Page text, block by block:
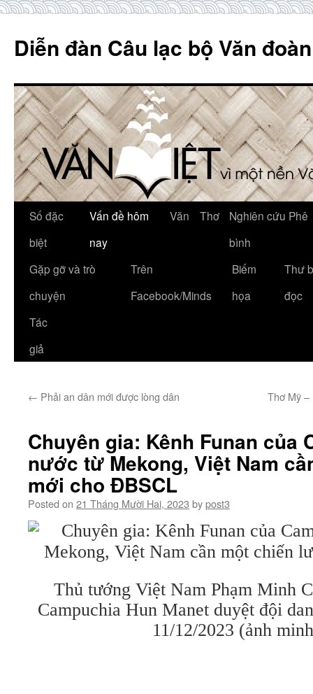
content
Diễn đàn Câu lạc bộ Văn
Số đặc
biệt
Vấn đề hôm
nay
Văn Thơ
Nghiên cứu Phê
bình
Gặp gỡ và trò
chuyện
Trên
Facebook/Minds
Biếm
họa
Thư
đọc
Tác
giả
← Phải an dân mới được lòng dân Thơ Mỹ –
Chuyên gia: Kênh Funan của
nước từ Mekong, Việt Nam
mới cho ĐBSCL
Posted on 21 Tháng Mười Hai, 2023 bypost3
Thủ tướng Việt Nam Phạm Minh
Campuchia Hun Manet duyệt đội
11/12/2023 (ảnh